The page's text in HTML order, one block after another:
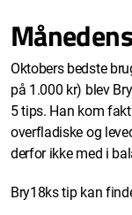
Oktobers bedste
på 1.000 kr) blev
5 tips. Han kom
overfladiske og
derfor ikke med i
Bry18ks tip kan